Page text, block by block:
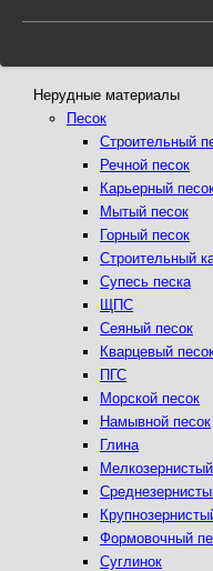
Нерудные материалы
Песок
Строительный
Речной песок
Карьерный
Мытый песок
Горный песок
Строительный
Супесь песка
ЩПС
Сеяный песок
Кварцевый
ПГС
Морской песок
Намывной песок
Глина
Формовочный
Суглинок